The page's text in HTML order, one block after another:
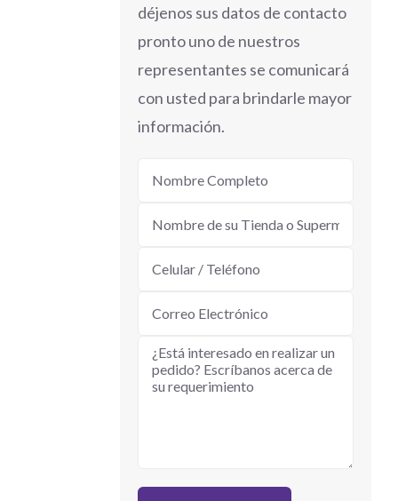
déjenos sus datos de contacto
pronto uno de nuestros
representantes se comunicará
con usted para brindarle mayor
información.